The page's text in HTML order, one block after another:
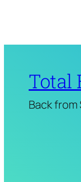
Total
Back